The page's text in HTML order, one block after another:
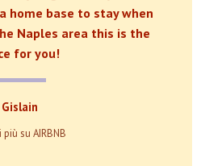
home base to stay when
Naples area this is the
for you!
Gislain
più su AIRBNB